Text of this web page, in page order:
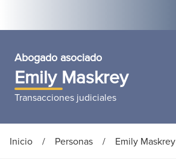
Abogado asociado
Emily Maskrey
Transacciones judiciales
Inicio / Personas / Emily Maskrey